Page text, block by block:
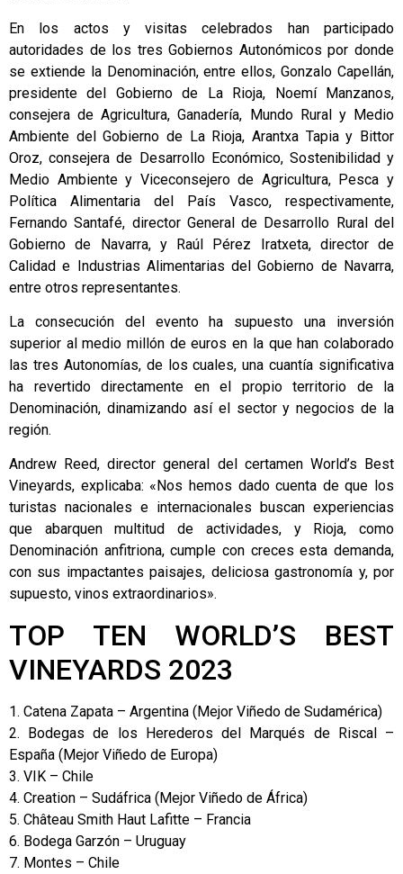
En los actos y visitas celebrados han participado
autoridades de los tres Gobiernos Autonómicos por donde
se extiende la Denominación, entre ellos, Gonzalo Capellán,
presidente del Gobierno de La Rioja, Noemí Manzanos,
consejera de Agricultura, Ganadería, Mundo Rural y Medio
Ambiente del Gobierno de La Rioja, Arantxa Tapia y Bittor
Oroz, consejera de Desarrollo Económico, Sostenibilidad y
Medio Ambiente y Viceconsejero de Agricultura, Pesca y
Política Alimentaria del País Vasco, respectivamente,
Fernando Santafé, director General de Desarrollo Rural del
Gobierno de Navarra, y Raúl Pérez Iratxeta, director de
Calidad e Industrias Alimentarias del Gobierno de Navarra,
entre otros representantes.
La consecución del evento ha supuesto una inversión
superior al medio millón de euros en la que han colaborado
las tres Autonomías, de los cuales, una cuantía significativa
ha revertido directamente en el propio territorio de la
Denominación, dinamizando así el sector y negocios de la
región.
Andrew Reed, director general del certamen World’s Best
Vineyards, explicaba: «Nos hemos dado cuenta de que los
turistas nacionales e internacionales buscan experiencias
que abarquen multitud de actividades, y Rioja, como
Denominación anfitriona, cumple con creces esta demanda,
con sus impactantes paisajes, deliciosa gastronomía y, por
supuesto, vinos extraordinarios».
TOP TEN WORLD’S BEST
VINEYARDS 2023
1. Catena Zapata – Argentina (Mejor Viñedo de Sudamérica)
2. Bodegas de los Herederos del Marqués de Riscal –
España (Mejor Viñedo de Europa)
3. VIK – Chile
4. Creation – Sudáfrica (Mejor Viñedo de África)
5. Château Smith Haut Lafitte – Francia
6. Bodega Garzón – Uruguay
7. Montes – Chile